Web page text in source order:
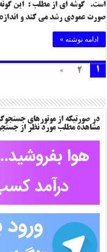
است. گوشه ای از مطلب : این گونه
صورت عمودی رشد می کند و اندازه ی آن به ۴۵
ادامه نوشته »
1
2
»
در صورتیکه از موتورهای
مشاهده مطلب مورد نظر از